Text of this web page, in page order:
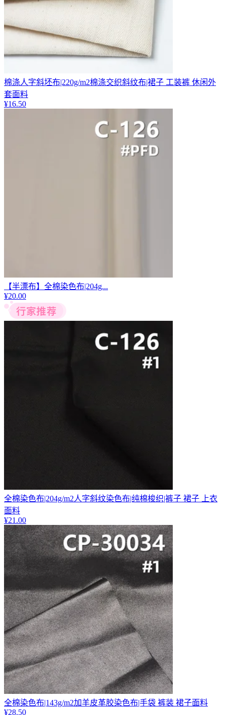
棉涤人字斜坯布|220g/m2棉涤交织斜纹布|裙子 工装裤 休闲外
套面料
¥16.50
【半漂布】全棉染色布|204g...
¥20.00
全棉染色布|204g/m2人字斜纹染色布|纯棉梭织|裤子 裙子 上衣
面料
¥21.00
全棉染色布|143g/m2加羊皮革胶染色布|手袋 裤装 裙子面料
¥28.50